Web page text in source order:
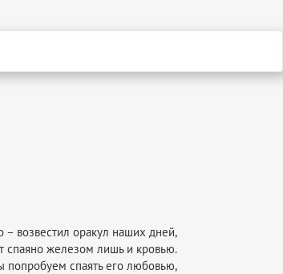
– возвестил оракул наших дней,
спаяно железом лишь и кровью.
попробуем спаять его любовью,